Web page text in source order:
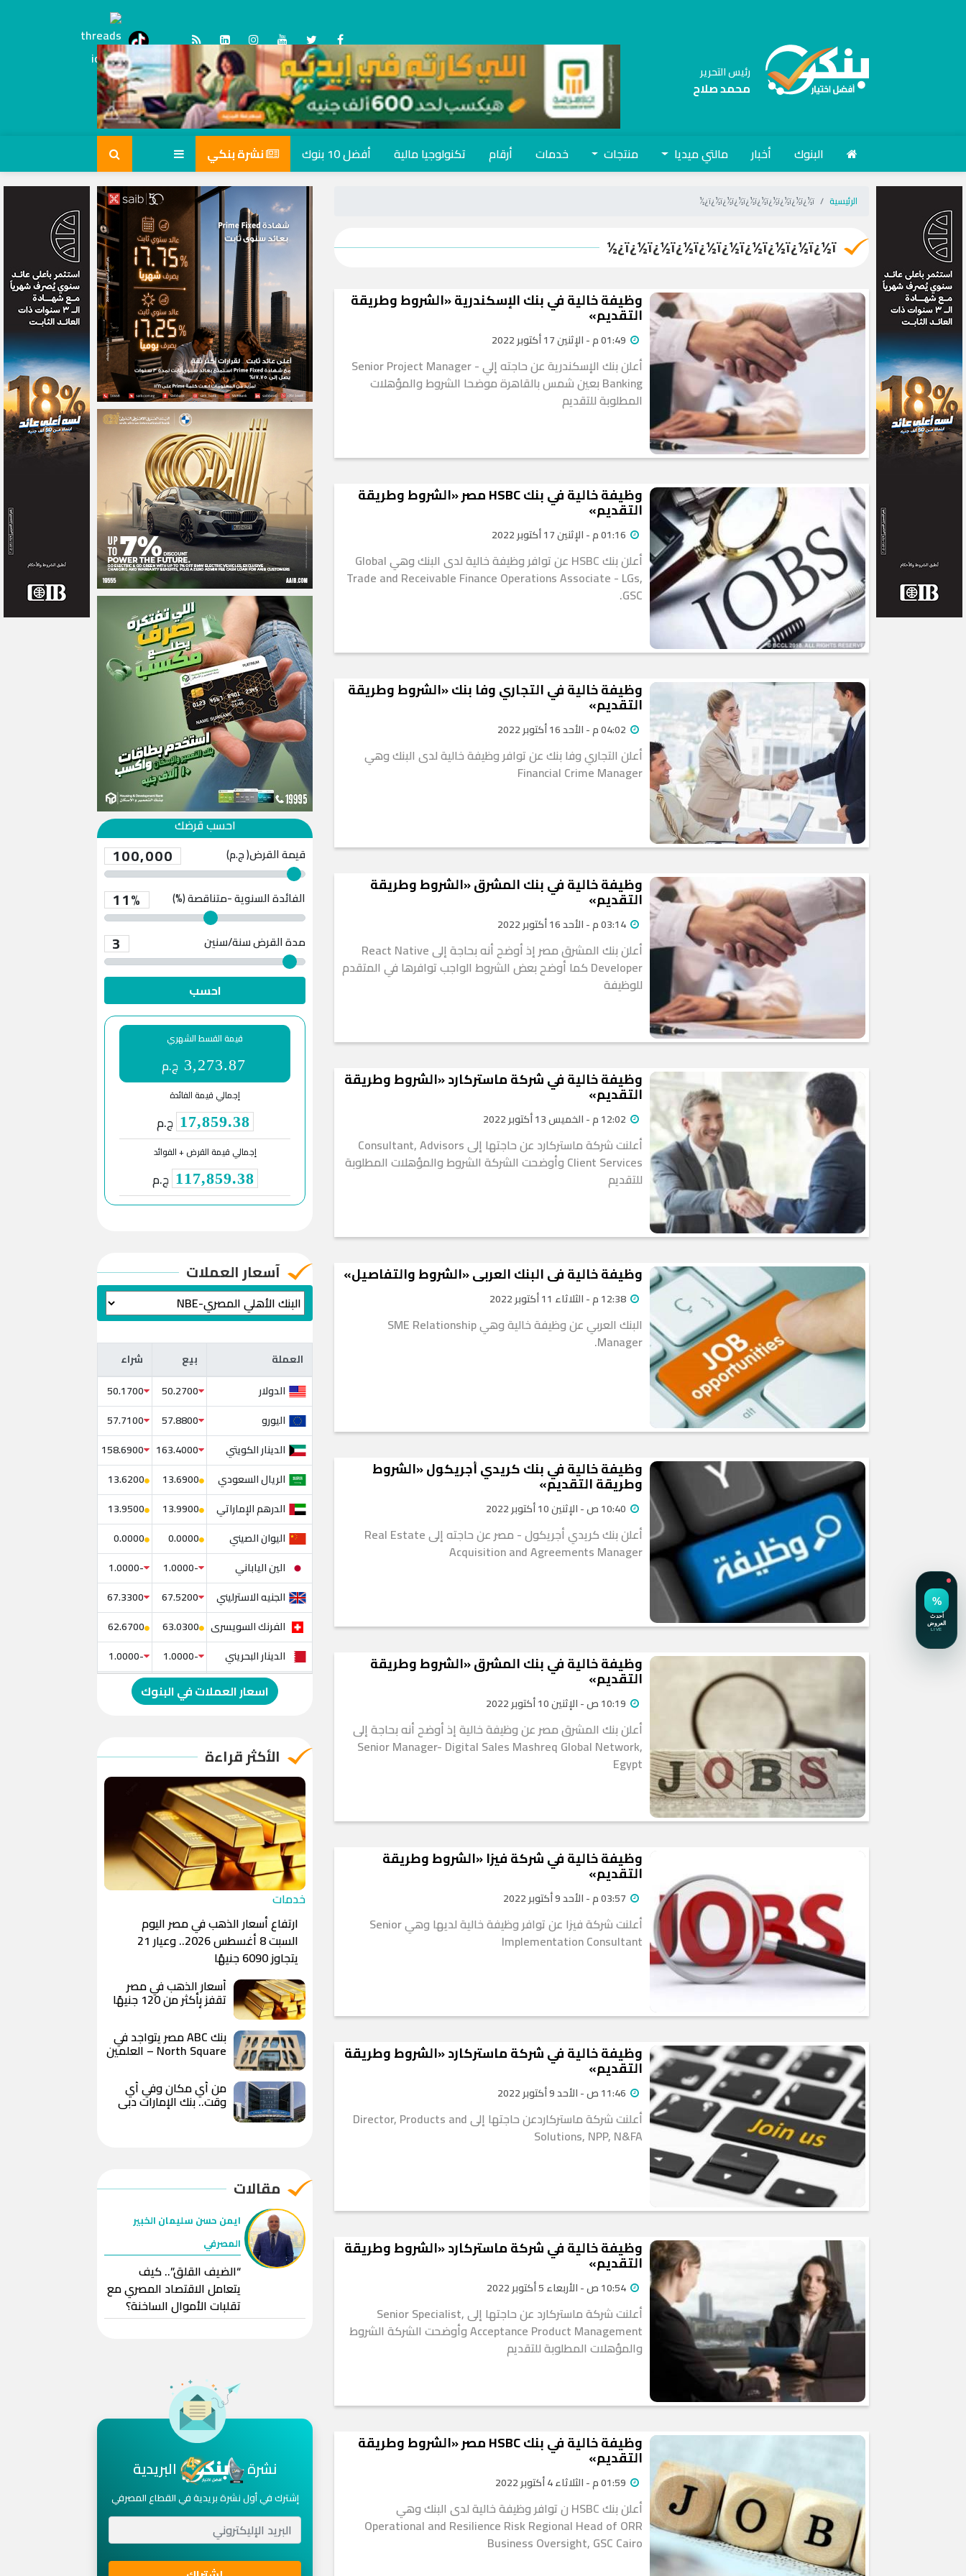
tiktok
Threads
رئيس التحرير
محمد صلاح
البنوك أخبار مالتي ميديا منتجات خدمات أرقام تكنولوجيا مالية أفضل 10 بنوك نشرة بنكي
الرئيسية ï¿½ï¿½ï¿½ï¿½ï¿½ï¿½ï¿½ï¿½ï¿½ï¿½
ï¿½ï¿½ï¿½ï¿½ï¿½ï¿½ï¿½ï¿½ï¿½ï¿½
وظيفة خالية في بنك الإسكندرية «الشروط وطريقة
التقديم»
أعلن بنك الإسكندرية عن حاجته إلي Senior Project Manager -
Banking بعين شمس بالقاهرة موضحا الشروط والمؤهلات
المطلوبة للتقديم
وظيفة خالية في بنك HSBC مصر «الشروط وطريقة
التقديم»
أعلن بنك HSBC عن توافر وظيفة خالية لدى البنك وهي Global
Trade and Receivable Finance Operations Associate - LGs,
GSC.
وظيفة خالية في التجاري وفا بنك «الشروط وطريقة
التقديم»
أعلن التجاري وفا بنك عن توافر وظيفة خالية لدى البنك وهي
Financial Crime Manager
وظيفة خالية في بنك المشرق «الشروط وطريقة
التقديم»
أعلن بنك المشرق مصر إذ أوضح أنه بحاجة إلى React Native
Developer كما أوضح بعض الشروط الواجب توافرها في المتقدم
للوظيفة
وظيفة خالية في شركة ماستركارد «الشروط وطريقة
التقديم»
أعلنت شركة ماستركارد عن حاجتها إلى Consultant, Advisors
Client Services وأوضحت الشركة الشروط والمؤهلات المطلوبة
للتقديم
وظيفة خالية في البنك العربي «الشروط والتفاصيل»
البنك العربي عن وظيفة خالية وهي SME Relationship
Manager.
وظيفة خالية في بنك كريدي أجريكول «الشروط
وطريقة التقديم»
أعلن بنك كريدي أجريكول - مصر عن حاجته إلى Real Estate
Acquisition and Agreements Manager
وظيفة خالية في بنك المشرق «الشروط وطريقة
التقديم»
أعلن بنك المشرق مصر عن وظيفة خالية إذ أوضح أنه بحاجة إلى
Senior Manager- Digital Sales Mashreq Global Network,
Egypt
وظيفة خالية في شركة فيزا «الشروط وطريقة
التقديم»
أعلنت شركة فيزا عن توافر وظيفة خالية لديها وهي Senior
Implementation Consultant
وظيفة خالية في شركة ماستركارد «الشروط وطريقة
التقديم»
أعلنت شركة ماستركاردعن حاجتها إلى Director, Products and
Solutions, NPP, N&FA
وظيفة خالية في شركة ماستركارد «الشروط وطريقة
التقديم»
أعلنت شركة ماستركارد عن حاجتها إلى Senior Specialist,
Acceptance Product Management وأوضحت الشركة الشروط
والمؤهلات المطلوبة للتقديم
وظيفة خالية في بنك HSBC مصر «الشروط وطريقة
التقديم»
أعلن بنك HSBC ن توافر وظيفة خالية لدى البنك وهي
Operational and Resilience Risk Regional Head of ORR
Business Oversight, GSC Cairo
احسب قرضك
قيمة القرض( ج.م) 100,000
الفائدة السنوية -متناقصة (%) 11%
مدة القرض 3 سنة/سنين
احسب
قيمة القسط الشهري
3,273.87 ج.م
إجمالي قيمة الفائدة
17,859.38 ج.م
إجمالي قيمة القرض + الفوائد
117,859.38 ج.م
آسعار العملات
العملة بيع شراء العملة بيع
شراء
الدولار
50.2700
50.1700
اليورو
57.8800
57.7100
الدينار الكويتي
163.4000
158.6900
الريال السعودي
13.6900
13.6200
الدرهم الإماراتي
13.9900
13.9500
اليوان الصيني
0.0000
0.0000
الين الياباني
-1.0000
-1.0000
الجنيه الاسترليني
67.5200
67.3300
الفرنك السويسرى
63.0300
62.6700
الدينار البحريني
-1.0000
-1.0000
الدولار الإسترالي
-1.0000
-1.0000
الدينار الأردني
-1.0000
-1.0000
اسعار العملات في البنوك
الأكثر قراءة
خدمات
ارتفاع أسعار الذهب في مصر اليوم
السبت 8 أغسطس 2026.. وعيار 21
يتجاوز 6090 جنيهًا
أسعار الذهب في مصر
تقفز بأكثر من 120 جنيهًا
خلال أقل من 24 ساعة..
جنيه وسط توقعات
بوصول الأوقية إلى 5000
بنك ABC مصر يتواجد في
North Square – العلمين
ضمن فعاليات الصيف
من أي مكان وفي أي
وقت.. بنك الإمارات دبي
الوطني مصر يتيح تحويلات
مقالات
ايمن حسن سليمان الخبير
المصرفي
“الضيف القلق”.. كيف
يتعامل الاقتصاد المصري مع
تقلبات الأموال الساخنة؟
نشرة البريدية
إشترك في أول نشرة بريدية في القطاع المصرفي